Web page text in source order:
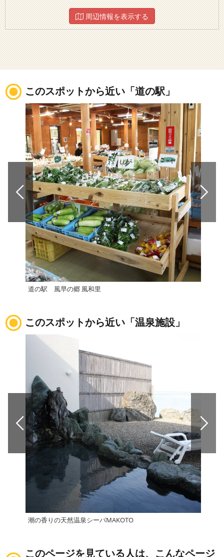
周辺情報を表示する
このスポットから近い「道の駅」
道の駅 風早の郷 風和里
このスポットから近い「温泉施設」
潮の香りの天然温泉シーパMAKOTO
このページを見ている人は、こんなページ